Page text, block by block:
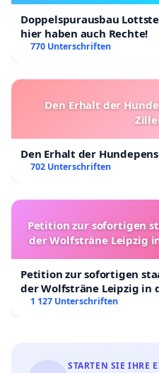
Doppelspurausbau
hier haben auch Rechte!
770 Unterschriften
Den Erhalt der
Den Erhalt der
702 Unterschriften
Petition zur sofortigen
der Wolfsträne Leipzig
Petition zur sofortigen
der Wolfsträne Leipzig in
1 127 Unterschriften
STARTEN SIE IHRE